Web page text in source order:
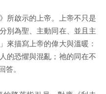
所啟示的上帝。上帝不只是
別為聖、主動同在、並且主
來描寫上帝的偉大與溫暖：
的恐懼與混亂；祂的同在不
。